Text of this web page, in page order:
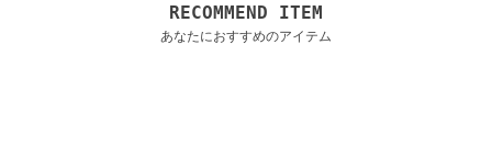
RECOMMEND ITEM
あなたにおすすめのアイテム